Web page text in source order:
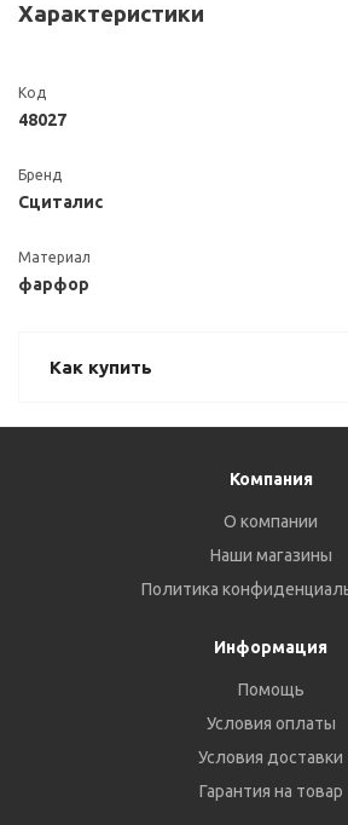
Характеристики
Код
48027
Бренд
Сциталис
Материал
фарфор
Как купить
Компания
О компании
Наши магазины
Политика
Информация
Помощь
Условия оплаты
Условия доставки
Гарантия на товар